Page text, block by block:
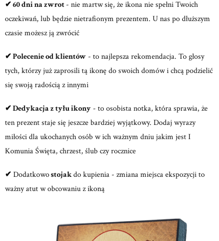
✔ 60 dni na zwrot- nie martw się, że ikona nie spełni Twoich
oczekiwań, lub będzie nietrafionym prezentem. U nas po dłuższym
czasie możesz ją zwrócić
✔ Polecenie od klientów- to najlepsza rekomendacja. To głosy
tych, którzy już zaprosili tą ikonę do swoich domów i chcą podzielić
się swoją radością z innymi
✔ Dedykacja z tyłu ikony- to osobista notka, która sprawia, że
ten prezent staje się jeszcze bardziej wyjątkowy. Dodaj wyrazy
miłości dla ukochanych osób w ich ważnym dniu jakim jest I
Komunia Święta, chrzest, ślub czy rocznice
✔ Dodatkowostojakdo kupienia - zmiana miejsca ekspozycji to
ważny atut w obcowaniu z ikoną